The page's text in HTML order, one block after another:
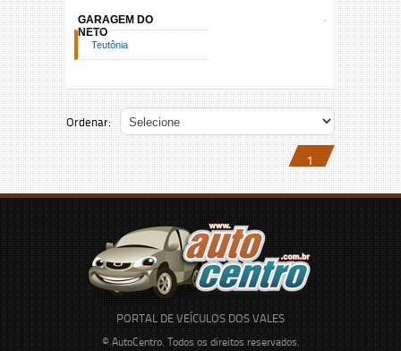
GARAGEM DO
NETO
Teutônia
Ordenar:
1
PORTAL DE VEÍCULOS DOS VALES
© AutoCentro. Todos os direitos reservados.